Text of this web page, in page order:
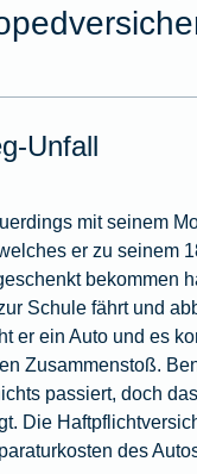
Unfall
mit seinem
er zu seinem
bekommen
Schule fährt und
er ein Auto und es
Zusammenstoß.
passiert, doch
Die
des